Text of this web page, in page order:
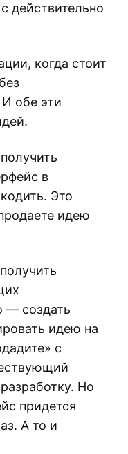
действительно
когда стоит
обе эти
в
Это
идею
— создать
идею на
с
Но
придется
А то и